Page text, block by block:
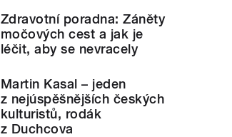
Zdravotní poradna: Záněty
močových cest a jak je
léčit, aby se nevracely
Martin Kasal – jeden
z nejúspěšnějších českých
kulturistů, rodák
z Duchcova